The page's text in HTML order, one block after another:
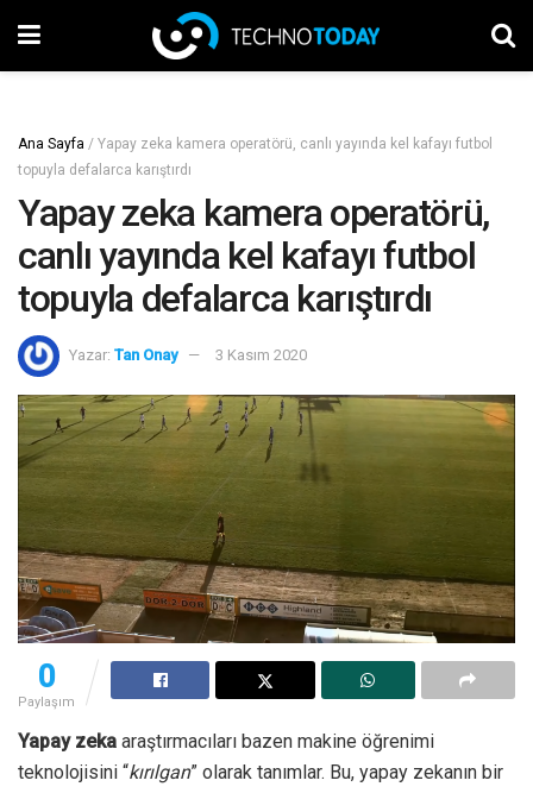
Ana Sayfa / Yapay zeka kamera operatörü, canlı yayında kel kafayı futbol
topuyla defalarca karıştırdı
Yapay zeka kamera operatörü,
canlı yayında kel kafayı futbol
topuyla defalarca karıştırdı
Yazar: Tan Onay 3 Kasım 2020
0
Paylaşım
Yapay zeka araştırmacıları bazen makine öğrenimi
teknolojisini “kırılgan” olarak tanımlar. Bu, yapay zekanın bir